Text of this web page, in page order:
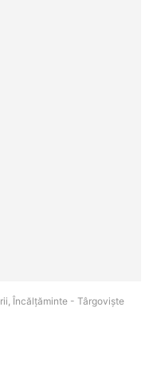
Încălțăminte - Târgovişte